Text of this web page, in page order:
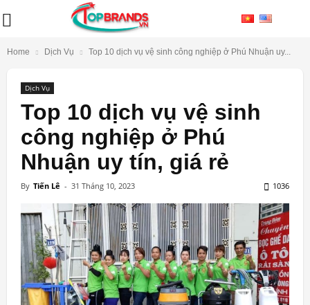
Home Dịch Vụ Top 10 dịch vụ vệ sinh công nghiệp ở Phú Nhuận uy...
Dịch Vụ
Top 10 dịch vụ vệ sinh
công nghiệp ở Phú
Nhuận uy tín, giá rẻ
By Tiến Lê - 31 Tháng 10, 2023 1036